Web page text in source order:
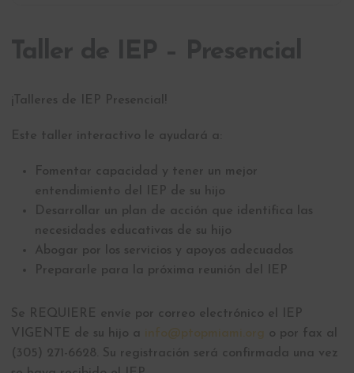
¡Talleres de IEP Presencial!
Este taller interactivo le ayudará a:
Fomentar capacidad y tener un mejor
entendimiento del IEP de su hijo
Desarrollar un plan de acción que identifica las
necesidades educativas de su hijo
Abogar por los servicios y apoyos adecuados
Prepararle para la próxima reunión del IEP
Se REQUIERE envíe por correo electrónico el IEP
VIGENTE de su hijo a
o por fax al
(305) 271-6628. Su registración será confirmada una vez